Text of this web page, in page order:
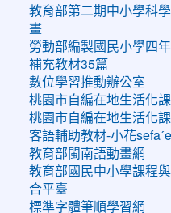
教育部第二期中小學科
畫
勞動部編製國民小學四
補充教材35篇
數位學習推動辦公室
桃園市自編在地生活化
桃園市自編在地生活化
客語輔助教材-小花
教育部閩南語動畫網
教育部國民中小學課程
合平臺
標準字體筆順學習網